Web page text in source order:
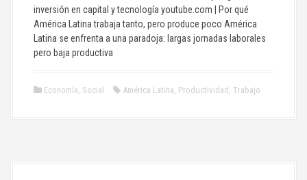
inversión en capital y tecnología youtube.com | Por qué
América Latina trabaja tanto, pero produce poco América
Latina se enfrenta a una paradoja: largas jornadas laborales
pero baja productiva
Economía, Social América Latina, Productividad , Trabajo